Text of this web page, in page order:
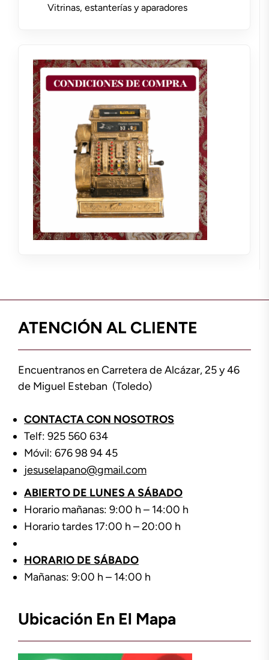
Vitrinas, estanterías y aparadores
ATENCIÓN AL CLIENTE
Encuentranos en Carretera de Alcázar, 25 y 46
de Miguel Esteban (Toledo)
CONTACTA CON NOSOTROS
Telf: 925 560 634
Móvil: 676 98 94 45
jesuselapano@gmail.com
ABIERTO DE LUNES A SÁBADO
Horario mañanas: 9:00 h – 14:00 h
Horario tardes 17:00 h – 20:00 h
HORARIO DE SÁBADO
Mañanas: 9:00 h – 14:00 h
Ubicación En El Mapa